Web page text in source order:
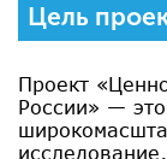
Цель
Проект
России» — это